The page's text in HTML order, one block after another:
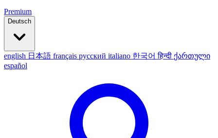
Premium
Deutsch
english 日本語 français русский italiano 한국어हिन्दी ქართული
español